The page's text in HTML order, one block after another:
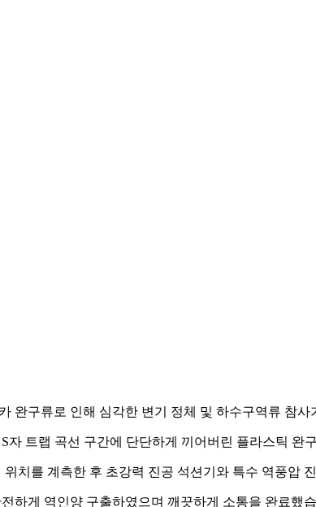
완구류로 인해 심각한 변기 정체 및 하수구역류 참사
트랩 곡선 구간에 단단하게 끼어버린 플라스틱 완
치를 계측한 후 초강력 진공 석션기와 특수 역풍압
하게 역인양 구출하였으며 깨끗하게 소통을 완료했